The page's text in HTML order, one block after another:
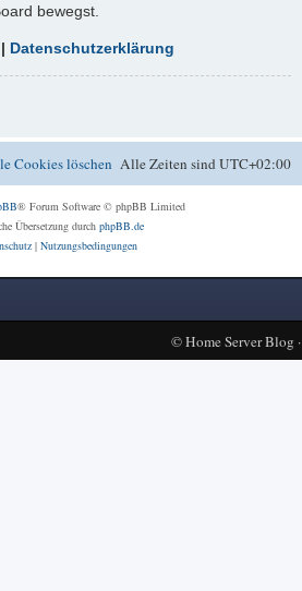
bewegst.
| Datenschutzerklärung
Alle Zeiten sindUTC+02:00
Cookies löschen
® Forum Software © phpBB Limited
Übersetzung durch phpBB.de
| Nutzungsbedingungen
©Home Server Blog